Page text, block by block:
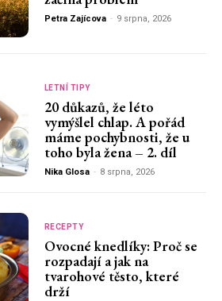
Petra Zajícova - 9 srpna, 2026
LETNÍ TIPY
20 důkazů, že léto
vymýšlel chlap. A pořád
máme pochybnosti, že u
toho byla žena – 2. díl
Nika Glosa - 8 srpna, 2026
RECEPTY
Ovocné knedlíky: Proč se
rozpadají a jak na
tvarohové těsto, které
drží